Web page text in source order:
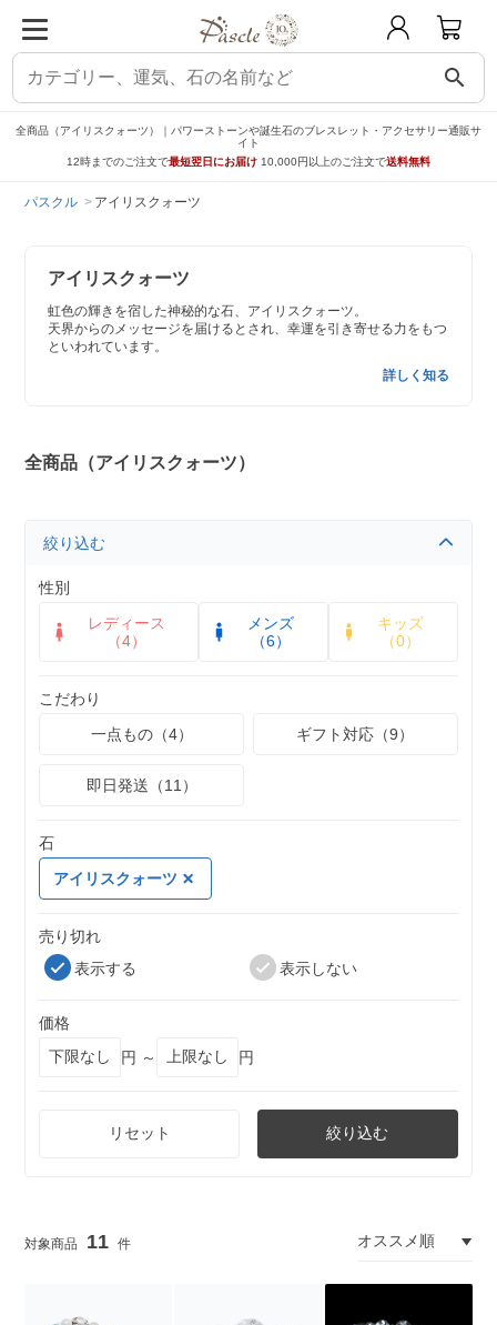
search
全商品（アイリスクォーツ）｜パワーストーンや誕生石のブレスレット・アクセサリー通販サ
イト
12時までのご注文で最短翌日にお届け 10,000円以上のご注文で送料無料
パスクル アイリスクォーツ
アイリスクォーツ
虹色の輝きを宿した神秘的な石、アイリスクォーツ。
天界からのメッセージを届けるとされ、幸運を引き寄せる力をもつ
といわれています。
詳しく知る
全商品（アイリスクォーツ）
絞り込む
性別
レディース
（4）
メンズ
（6）
キッズ
（0）
こだわり
一点もの（4）
ギフト対応（9）
即日発送（11）
石
アイリスクォーツ
売り切れ
表示する
表示しない
価格
円 ～
円
リセット 絞り込む
11